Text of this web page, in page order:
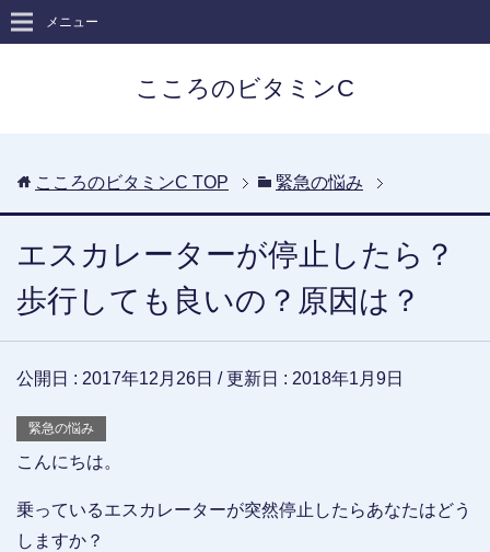
こころのビタミンC
メニュー
こころのビタミンC TOP 緊急の悩み
エスカレーターが停止したら？
歩行しても良いの？原因は？
公開日 : 2017年12月26日 / 更新日 : 2018年1月9日
緊急の悩み
こんにちは。
乗っているエスカレーターが突然停止したらあなたはどう
しますか？